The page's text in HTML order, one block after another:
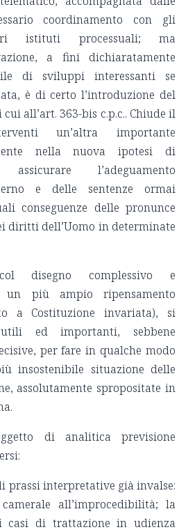
coordinamento con gli
istituti processuali; ma
a fini dichiaratamente
di sviluppi interessanti se
è di certo l’introduzione del
all’art. 363-bis c.p.c.. Chiude il
un’altra importante
nella nuova ipotesi di
l’adeguamento
e delle sentenze ormai
conseguenze delle pronunce
diritti dell’Uomo in determinate
disegno complessivo e
un più ampio ripensamento
a Costituzione invariata), si
ed importanti, sebbene
per fare in qualche modo
insostenibile situazione delle
assolutamente spropositate in
di analitica previsione
prassi interpretative già invalse:
all’improcedibilità; la
casi di trattazione in udienza